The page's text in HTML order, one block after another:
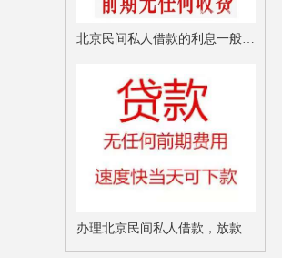
北京民间私人借款的利息一般是
办理北京民间私人借款，放款速
度真的有那么快吗？需要多久？